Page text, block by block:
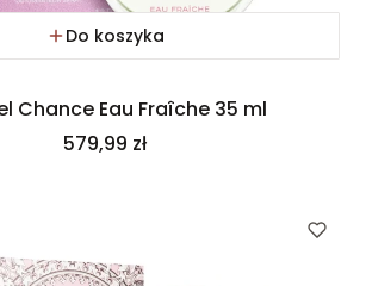
Do koszyka
Chance Eau Fraîche 35 ml
Cena
579,99 zł